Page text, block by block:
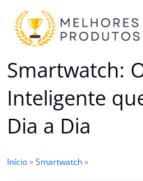
para
conteúdo
Smartwatch:
Inteligente
Dia a Dia
Início»Smartwatch»